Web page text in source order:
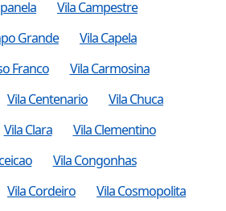
Vila Campestre
Grande
Vila Capela
Franco
Vila Carmosina
Vila Centenario
Vila Chuca
Vila Clara
Vila Clementino
Vila Congonhas
Vila Cordeiro
Vila Cosmopolita